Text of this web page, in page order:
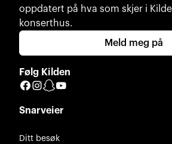
oppdatert på hva som skjer i
konserthus.
Meld meg på
Følg Kilden
Facebook
Instagram
Snapchat
Snarveier
Ditt besøk